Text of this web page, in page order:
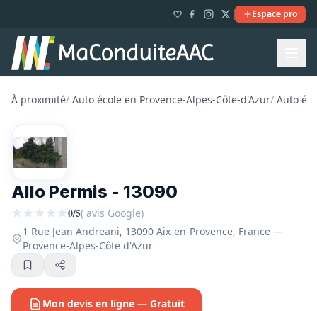
Espace pro
À proximité/ Auto école en Provence-Alpes-Côte-d'Azur/ Auto
Allo Permis - 13090
0/5( avis Google)
1 Rue Jean Andreani, 13090 Aix-en-Provence, France —
Provence-Alpes-Côte d'Azur
Mon devis en ligne — Gratuit